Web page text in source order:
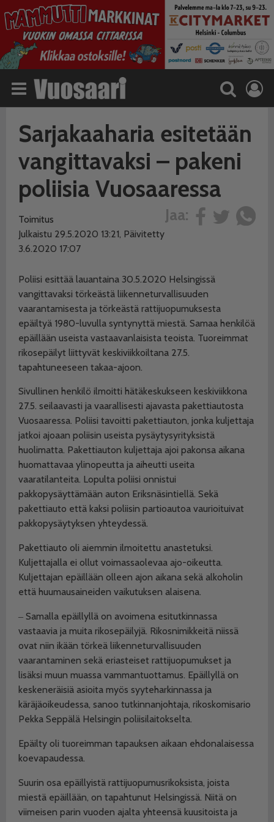
Sarjakaaharia esitetään
vangittavaksi – pakeni
poliisia Vuosaaressa
Jaa:
Toimitus
Julkaistu 29.5.2020 13:21, Päivitetty
3.6.2020 17:07
Poliisi esittää lauantaina 30.5.2020 Helsingissä
vangittavaksi törkeästä liikenneturvallisuuden
vaarantamisesta ja törkeästä rattijuopumuksesta
epäiltyä 1980-luvulla syntynyttä miestä. Samaa henkilöä
epäillään useista vastaavanlaisista teoista. Tuoreimmat
rikosepäilyt liittyvät keskiviikkoiltana 27.5.
tapahtuneeseen takaa-ajoon.
Sivullinen henkilö ilmoitti hätäkeskukseen keskiviikkona
27.5. seilaavasti ja vaarallisesti ajavasta pakettiautosta
Vuosaaressa. Poliisi tavoitti pakettiauton, jonka kuljettaja
jatkoi ajoaan poliisin useista pysäytysyrityksistä
huolimatta. Pakettiauton kuljettaja ajoi pakonsa aikana
huomattavaa ylinopeutta ja aiheutti useita
vaaratilanteita. Lopulta poliisi onnistui
pakkopysäyttämään auton Eriksnäsintiellä. Sekä
pakettiauto että kaksi poliisin partioautoa vaurioituivat
pakkopysäytyksen yhteydessä.
Pakettiauto oli aiemmin ilmoitettu anastetuksi.
Kuljettajalla ei ollut voimassaolevaa ajo-oikeutta.
Kuljettajan epäillään olleen ajon aikana sekä alkoholin
että huumausaineiden vaikutuksen alaisena.
‒ Samalla epäillyllä on avoimena esitutkinnassa
vastaavia ja muita rikosepäilyjä. Rikosnimikkeitä niissä
ovat niin ikään törkeä liikenneturvallisuuden
vaarantaminen sekä eriasteiset rattijuopumukset ja
lisäksi muun muassa vammantuottamus. Epäillyllä on
keskeneräisiä asioita myös syyteharkinnassa ja
käräjäoikeudessa, sanoo tutkinnanjohtaja, rikoskomisario
Pekka Seppälä Helsingin poliisilaitokselta.
Epäilty oli tuoreimman tapauksen aikaan ehdonalaisessa
koevapaudessa.
Suurin osa epäillyistä rattijuopumusrikoksista, joista
miestä epäillään, on tapahtunut Helsingissä. Niitä on
viimeisen parin vuoden ajalta yhteensä kuusitoista ja